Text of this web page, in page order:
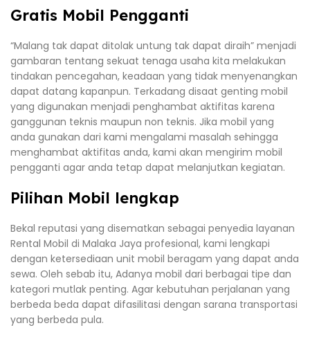
Gratis Mobil Pengganti
“Malang tak dapat ditolak untung tak dapat diraih” menjadi
gambaran tentang sekuat tenaga usaha kita melakukan
tindakan pencegahan, keadaan yang tidak menyenangkan
dapat datang kapanpun. Terkadang disaat genting mobil
yang digunakan menjadi penghambat aktifitas karena
ganggunan teknis maupun non teknis. Jika mobil yang
anda gunakan dari kami mengalami masalah sehingga
menghambat aktifitas anda, kami akan mengirim mobil
pengganti agar anda tetap dapat melanjutkan kegiatan.
Pilihan Mobil lengkap
Bekal reputasi yang disematkan sebagai penyedia layanan
Rental Mobil di Malaka Jaya profesional, kami lengkapi
dengan ketersediaan unit mobil beragam yang dapat anda
sewa. Oleh sebab itu, Adanya mobil dari berbagai tipe dan
kategori mutlak penting. Agar kebutuhan perjalanan yang
berbeda beda dapat difasilitasi dengan sarana transportasi
yang berbeda pula.